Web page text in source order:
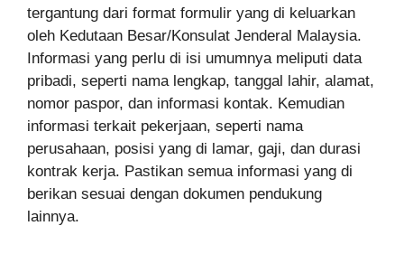
tergantung dari format formulir yang di keluarkan
oleh Kedutaan Besar/Konsulat Jenderal Malaysia.
Informasi yang perlu di isi umumnya meliputi data
pribadi, seperti nama lengkap, tanggal lahir, alamat,
nomor paspor, dan informasi kontak. Kemudian
informasi terkait pekerjaan, seperti nama
perusahaan, posisi yang di lamar, gaji, dan durasi
kontrak kerja. Pastikan semua informasi yang di
berikan sesuai dengan dokumen pendukung
lainnya.